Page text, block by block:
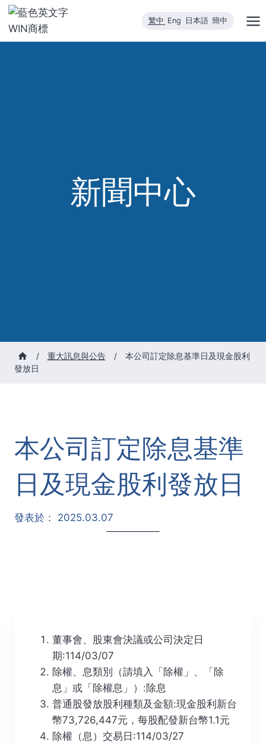
跳
到
內
繁中 Eng 日本語 簡中
新聞中心
/ 重大訊息與公告 /
本公司訂定除息基準日及現金股利
發放日
本公司訂定除息基準
日及現金股利發放日
發表於： 2025.03.07
董事會、股東會決議或公司決定日
期:114/03/07
除權、息類別（請填入「除權」、「除
息」或「除權息」）:除息
普通股發放股利種類及金額:現金股利新台
幣73,726,447元，每股配發新台幣1.1元
除權（息）交易日:114/03/27